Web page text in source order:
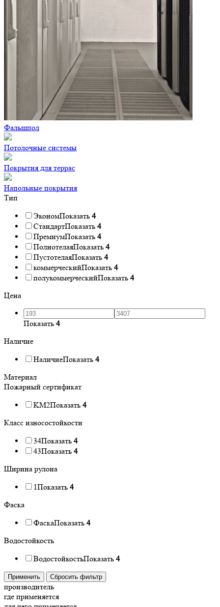
Фальшпол
Потолочные системы
Покрытия для террас
Напольные покрытия
Тип
ЭкономПоказать 4
СтандартПоказать 4
ПремиумПоказать 4
ПолнотелаяПоказать 4
ПустотелаяПоказать 4
коммерческийПоказать 4
полукоммерческийПоказать 4
Цена
Показать 4
Наличие
НаличиеПоказать 4
Материал
Пожарный сертификат
KM2Показать 4
Класс износостойкости
34Показать 4
43Показать 4
Ширина рулона
1Показать 4
Фаска
ФаскаПоказать 4
Водостойкость
ВодостойкостьПоказать 4
Применить Сбросить фильтр
производитель
где применяется